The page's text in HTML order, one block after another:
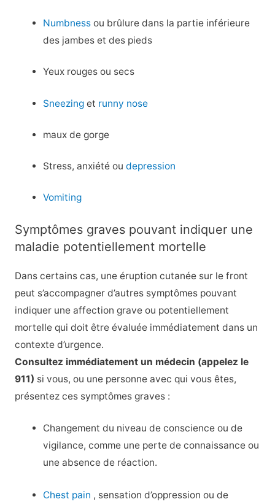
Numbness ou brûlure dans la partie inférieure
des jambes et des pieds
Yeux rouges ou secs
Sneezing et runny nose
maux de gorge
Stress, anxiété oudepression
Vomiting
Symptômes graves pouvant indiquer une
maladie potentiellement mortelle
Dans certains cas, une éruption cutanée sur le front
peut s’accompagner d’autres symptômes pouvant
indiquer une affection grave ou potentiellement
mortelle qui doit être évaluée immédiatement dans un
contexte d’urgence.
Consultez immédiatement un médecin (appelez le
911) si vous, ou une personne avec qui vous êtes,
présentez ces symptômes graves :
Changement du niveau de conscience ou de
vigilance, comme une perte de connaissance ou
une absence de réaction.
Chest pain , sensation d’oppression ou de